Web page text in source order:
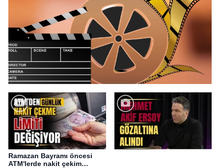
Ramazan Bayramı öncesi
ATM'lerde nakit çekim